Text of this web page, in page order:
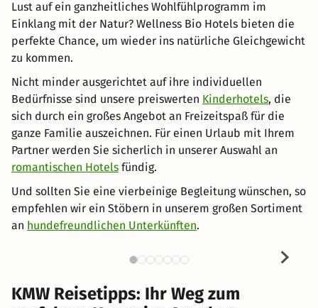
Lust auf ein ganzheitliches Wohlfühlprogramm im
Einklang mit der Natur? Wellness Bio Hotels bieten die
perfekte Chance, um wieder ins natürliche Gleichgewicht
zu kommen.
Nicht minder ausgerichtet auf ihre individuellen
Bedürfnisse sind unsere preiswerten Kinderhotels, die
sich durch ein großes Angebot an Freizeitspaß für die
ganze Familie auszeichnen. Für einen Urlaub mit Ihrem
Partner werden Sie sicherlich in unserer Auswahl an
romantischen Hotels fündig.
Und sollten Sie eine vierbeinige Begleitung wünschen, so
empfehlen wir ein Stöbern in unserem großen Sortiment
an hundefreundlichen Unterkünften.
KMW Reisetipps: Ihr Weg zum